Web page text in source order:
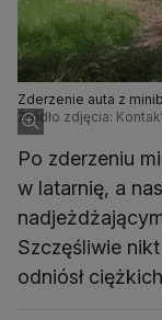
Zderzenie auta z
Źródło zdjęcia:
Po zderzeniu
w latarnię, a
Szczęśliwie
odniósł